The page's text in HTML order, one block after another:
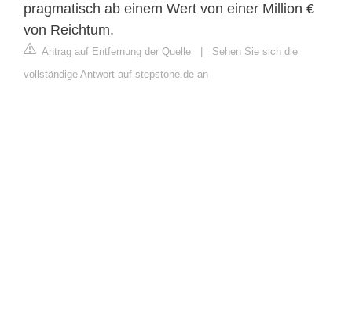
pragmatisch ab einem Wert von einer Million €
von Reichtum.
Antrag auf Entfernung der Quelle
Sehen Sie sich die
vollständige Antwort auf stepstone.de an